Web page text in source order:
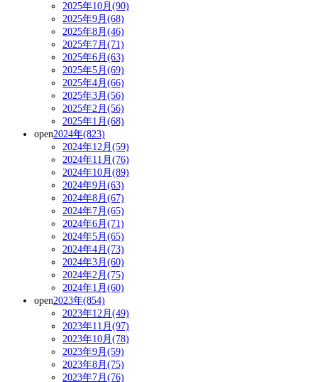
2025年10月(90)
2025年9月(68)
2025年8月(46)
2025年7月(71)
2025年6月(63)
2025年5月(69)
2025年4月(66)
2025年3月(56)
2025年2月(56)
2025年1月(68)
open2024年(823)
2024年12月(59)
2024年11月(76)
2024年10月(89)
2024年9月(63)
2024年8月(67)
2024年7月(65)
2024年6月(71)
2024年5月(65)
2024年4月(73)
2024年3月(60)
2024年2月(75)
2024年1月(60)
open2023年(854)
2023年12月(49)
2023年11月(97)
2023年10月(78)
2023年9月(59)
2023年8月(75)
2023年7月(76)